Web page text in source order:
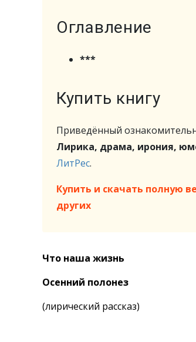
Оглавление
***
Купить книгу
Приведённый
Лирика, драма, ирония,
ЛитРес.
Купить и скачать полную
других
Что наша жизнь
Осенний полонез
(лирический рассказ)